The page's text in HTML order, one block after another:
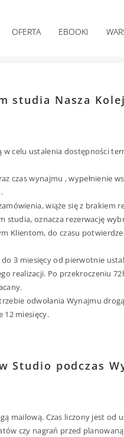
OFERTA EBOOKI
studia Nasza Kolej
celu ustalenia dostępności
czas wynajmu , wypełnienie
wiąże się z brakiem
studia, oznacza rezerwację
Klientom, do czasu
3 miesięcy od pierwotnie
realizacji. Po przekroczeniu
odwołania Wynajmu
12 miesięcy.
Studio podczas
mailową. Czas liczony jest
czy nagrań przed